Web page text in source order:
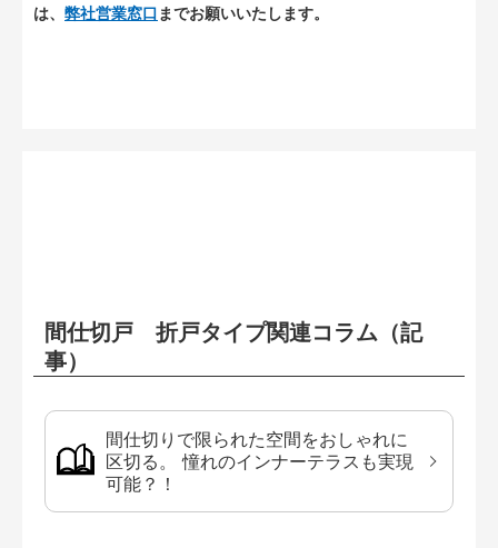
は、 弊社営業窓口 までお願いいたします。
間仕切戸 折戸タイプ関連コラム（記
事）
間仕切りで限られた空間をおしゃれに
区切る。 憧れのインナーテラスも実現
可能？！